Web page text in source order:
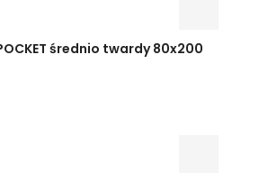
średnio twardy 80x200